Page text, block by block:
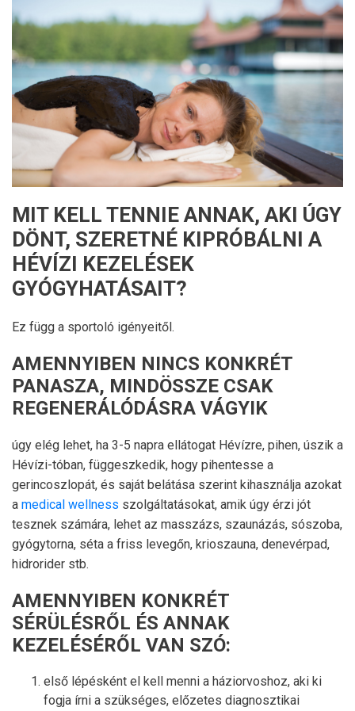
MIT KELL TENNIE ANNAK, AKI ÚGY
DÖNT, SZERETNÉ KIPRÓBÁLNI A
HÉVÍZI KEZELÉSEK
GYÓGYHATÁSAIT?
Ez függ a sportoló igényeitől.
AMENNYIBEN NINCS KONKRÉT
PANASZA, MINDÖSSZE CSAK
REGENERÁLÓDÁSRA VÁGYIK
úgy elég lehet, ha 3-5 napra ellátogat Hévízre, pihen, úszik a
Hévízi-tóban, függeszkedik, hogy pihentesse a
gerincoszlopát, és saját belátása szerint kihasználja azokat
a medical wellness szolgáltatásokat, amik úgy érzi jót
tesznek számára, lehet az masszázs, szaunázás, sószoba,
gyógytorna, séta a friss levegőn, krioszauna, denevérpad,
hidrorider stb.
AMENNYIBEN KONKRÉT
SÉRÜLÉSRŐL ÉS ANNAK
KEZELÉSÉRŐL VAN SZÓ:
első lépésként el kell menni a háziorvoshoz, aki ki
fogja írni a szükséges, előzetes diagnosztikai